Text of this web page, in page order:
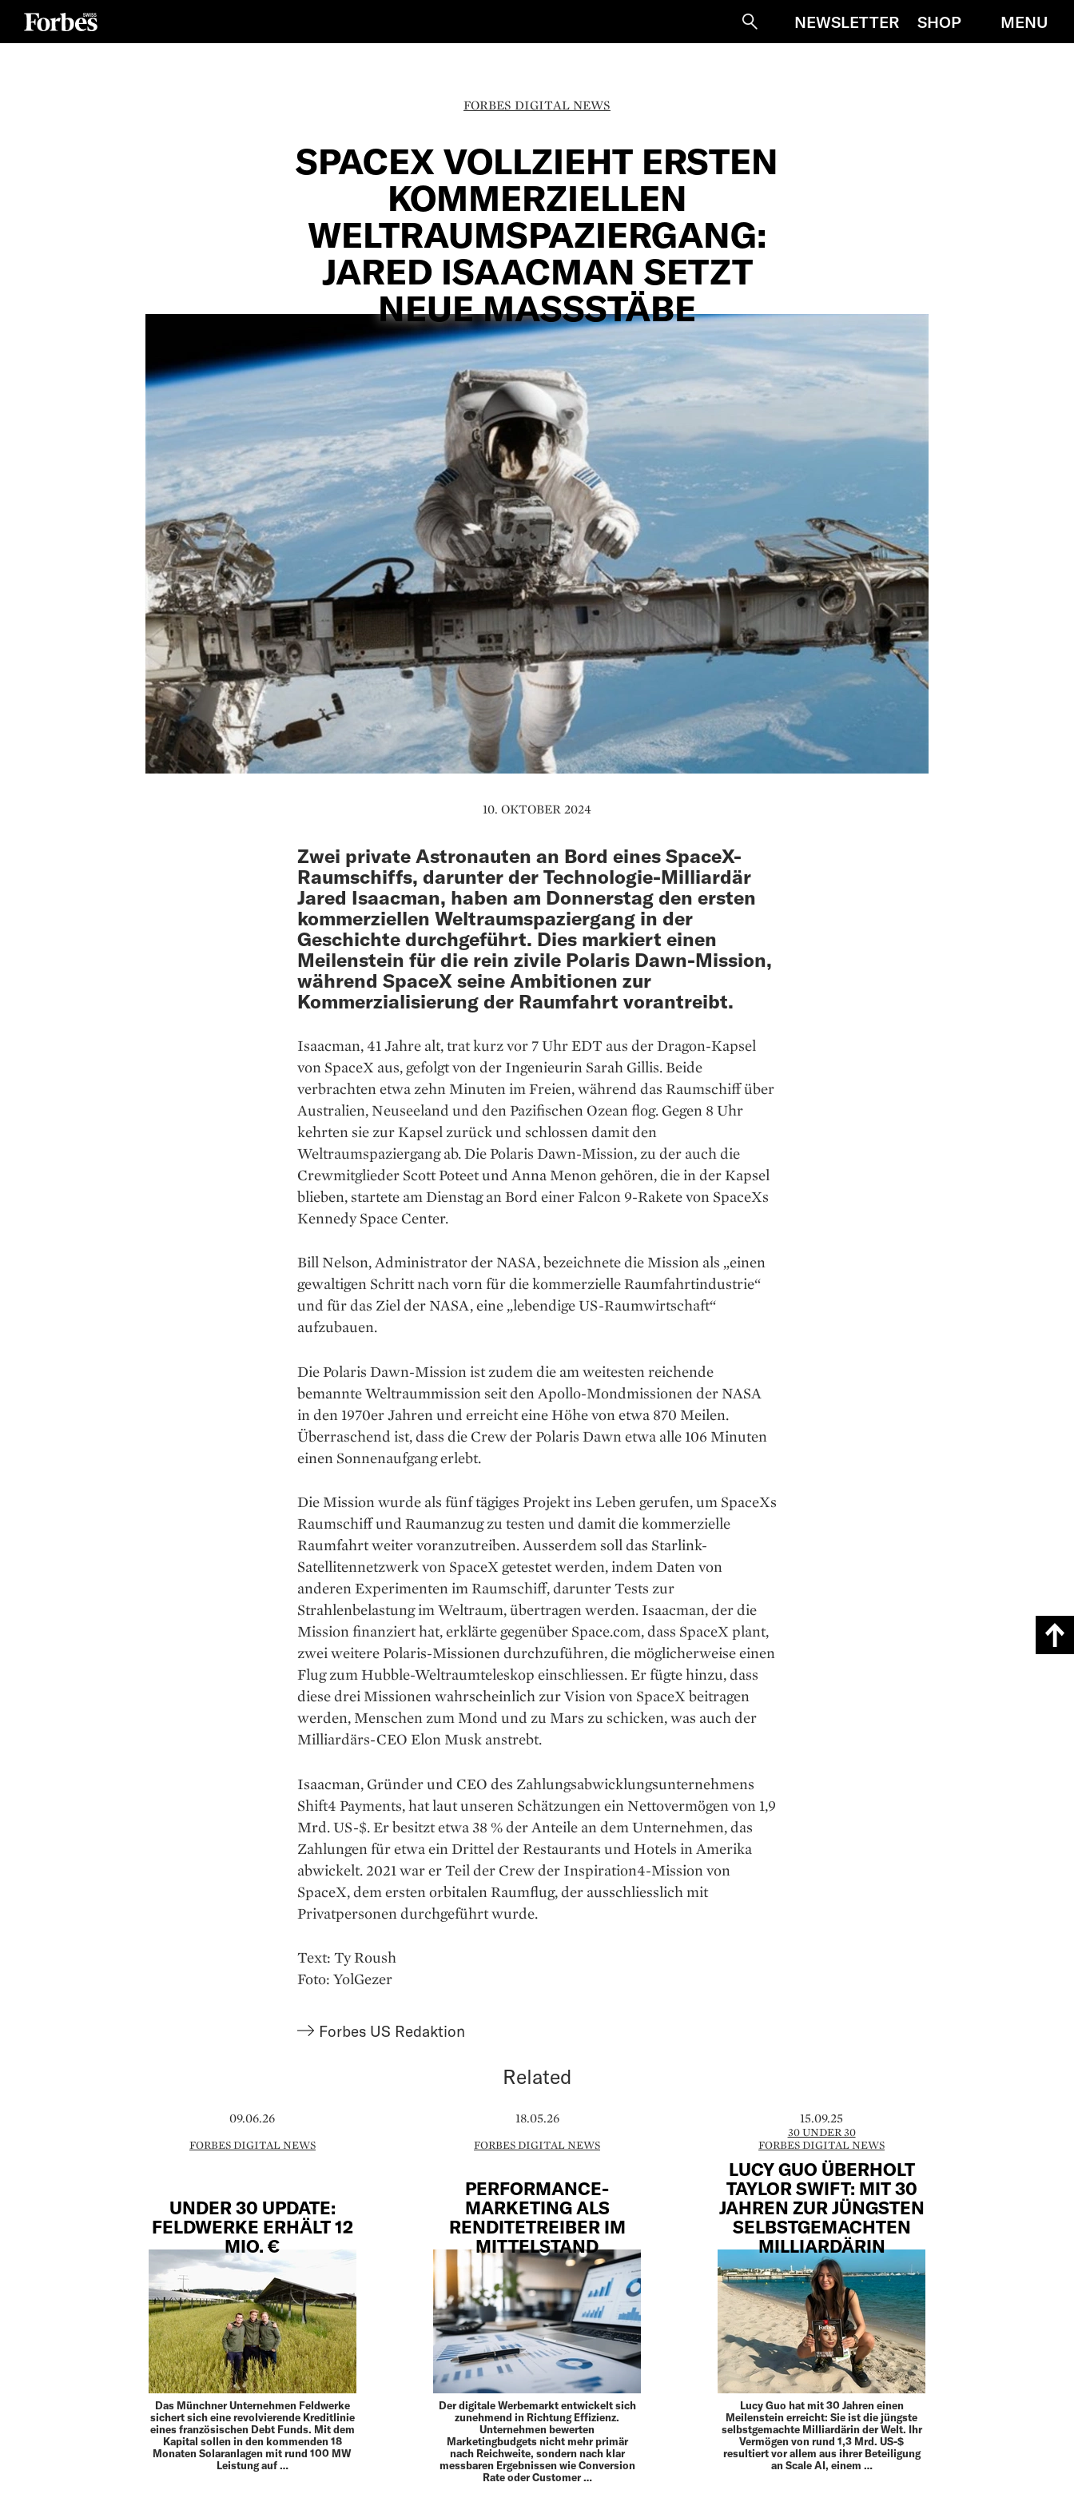
SucheNEWSLETTER SHOP MENU
FORBES DIGITAL NEWS
SPACEX VOLLZIEHT ERSTEN
KOMMERZIELLEN
WELTRAUMSPAZIERGANG:
JARED ISAACMAN SETZT
NEUE MASSSTÄBE
10. OKTOBER 2024
Zwei private Astronauten an Bord eines SpaceX-
Raumschiffs, darunter der Technologie-Milliardär
Jared Isaacman, haben am Donnerstag den ersten
kommerziellen Weltraumspaziergang in der
Geschichte durchgeführt. Dies markiert einen
Meilenstein für die rein zivile Polaris Dawn-Mission,
während SpaceX seine Ambitionen zur
Kommerzialisierung der Raumfahrt vorantreibt.
Isaacman, 41 Jahre alt, trat kurz vor 7 Uhr EDT aus der Dragon-Kapsel
von SpaceX aus, gefolgt von der Ingenieurin Sarah Gillis. Beide
verbrachten etwa zehn Minuten im Freien, während das Raumschiff über
Australien, Neuseeland und den Pazifischen Ozean flog. Gegen 8 Uhr
kehrten sie zur Kapsel zurück und schlossen damit den
Weltraumspaziergang ab. Die Polaris Dawn-Mission, zu der auch die
Crewmitglieder Scott Poteet und Anna Menon gehören, die in der Kapsel
blieben, startete am Dienstag an Bord einer Falcon 9-Rakete von SpaceXs
Kennedy Space Center.
Bill Nelson, Administrator der NASA, bezeichnete die Mission als „einen
gewaltigen Schritt nach vorn für die kommerzielle Raumfahrtindustrie“
und für das Ziel der NASA, eine „lebendige US-Raumwirtschaft“
aufzubauen.
Die Polaris Dawn-Mission ist zudem die am weitesten reichende
bemannte Weltraummission seit den Apollo-Mondmissionen der NASA
in den 1970er Jahren und erreicht eine Höhe von etwa 870 Meilen.
Überraschend ist, dass die Crew der Polaris Dawn etwa alle 106 Minuten
einen Sonnenaufgang erlebt.
Die Mission wurde als fünf tägiges Projekt ins Leben gerufen, um SpaceXs
Raumschiff und Raumanzug zu testen und damit die kommerzielle
Raumfahrt weiter voranzutreiben. Ausserdem soll das Starlink-
Satellitennetzwerk von SpaceX getestet werden, indem Daten von
anderen Experimenten im Raumschiff, darunter Tests zur
Strahlenbelastung im Weltraum, übertragen werden. Isaacman, der die
Mission finanziert hat, erklärte gegenüber Space.com, dass SpaceX plant,
zwei weitere Polaris-Missionen durchzuführen, die möglicherweise einen
Flug zum Hubble-Weltraumteleskop einschliessen. Er fügte hinzu, dass
diese drei Missionen wahrscheinlich zur Vision von SpaceX beitragen
werden, Menschen zum Mond und zu Mars zu schicken, was auch der
Milliardärs-CEO Elon Musk anstrebt.
Isaacman, Gründer und CEO des Zahlungsabwicklungsunternehmens
Shift4 Payments, hat laut unseren Schätzungen ein Nettovermögen von 1,9
Mrd. US-$. Er besitzt etwa 38 % der Anteile an dem Unternehmen, das
Zahlungen für etwa ein Drittel der Restaurants und Hotels in Amerika
abwickelt. 2021 war er Teil der Crew der Inspiration4-Mission von
SpaceX, dem ersten orbitalen Raumflug, der ausschliesslich mit
Privatpersonen durchgeführt wurde.
Text: Ty Roush
Foto: YolGezer
Forbes US Redaktion
Related
09.06.26
FORBES DIGITAL NEWS
UNDER 30 UPDATE:
FELDWERKE ERHÄLT 12
MIO. €
Das Münchner Unternehmen Feldwerke
sichert sich eine revolvierende Kreditlinie
eines französischen Debt Funds. Mit dem
Kapital sollen in den kommenden 18
Monaten Solaranlagen mit rund 100 MW
Leistung auf …
18.05.26
FORBES DIGITAL NEWS
PERFORMANCE-
MARKETING ALS
RENDITETREIBER IM
MITTELSTAND
Der digitale Werbemarkt entwickelt sich
zunehmend in Richtung Effizienz.
Unternehmen bewerten
Marketingbudgets nicht mehr primär
nach Reichweite, sondern nach klar
messbaren Ergebnissen wie Conversion
Rate oder Customer …
15.09.25
30 UNDER 30
FORBES DIGITAL NEWS
LUCY GUO ÜBERHOLT
TAYLOR SWIFT: MIT 30
JAHREN ZUR JÜNGSTEN
SELBSTGEMACHTEN
MILLIARDÄRIN
Lucy Guo hat mit 30 Jahren einen
Meilenstein erreicht: Sie ist die jüngste
selbstgemachte Milliardärin der Welt. Ihr
Vermögen von rund 1,3 Mrd. US-$
resultiert vor allem aus ihrer Beteiligung
an Scale AI, einem …